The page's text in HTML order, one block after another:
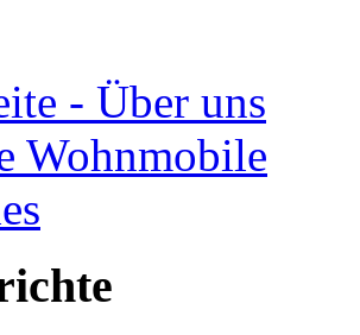
- Über uns
Wohnmobile